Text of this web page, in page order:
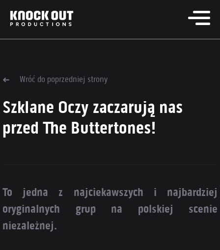
Wróć do poprzedniej strony
Szklane Oczy zaczarują nas
przed The Buttertones!
To jedna z najciekawszych i najbardziej
oryginalnych grup na polskiej scenie
niezależnej.